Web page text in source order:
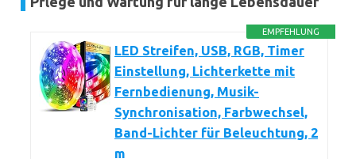
EMPFEHLUNG
LED Streifen, USB, RGB, Timer
Einstellung, Lichterkette mit
Fernbedienung, Musik-
Synchronisation, Farbwechsel,
Band-Lichter für Beleuchtung, 2
m